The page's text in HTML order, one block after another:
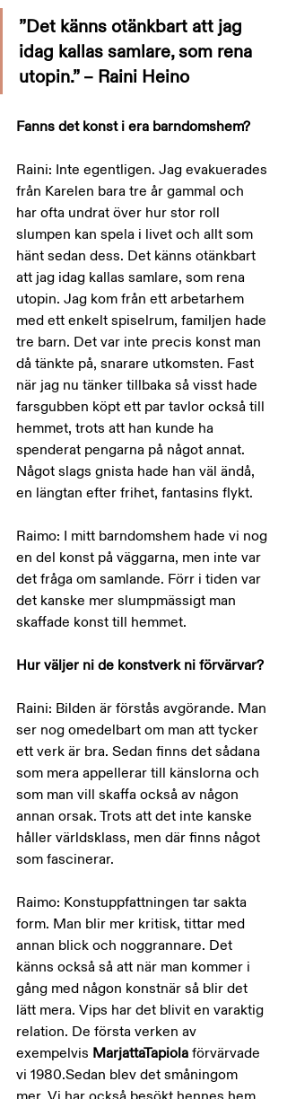
”Det känns otänkbart att jag
idag kallas samlare, som rena
utopin.” – Raini Heino
Fanns det konst i era barndomshem?
Raini: Inte egentligen. Jag evakuerades
från Karelen bara tre år gammal och
har ofta undrat över hur stor roll
slumpen kan spela i livet och allt som
hänt sedan dess. Det känns otänkbart
att jag idag kallas samlare, som rena
utopin. Jag kom från ett arbetarhem
med ett enkelt spiselrum, familjen hade
tre barn. Det var inte precis konst man
då tänkte på, snarare utkomsten. Fast
när jag nu tänker tillbaka så visst hade
farsgubben köpt ett par tavlor också till
hemmet, trots att han kunde ha
spenderat pengarna på något annat.
Något slags gnista hade han väl ändå,
en längtan efter frihet, fantasins flykt.
Raimo: I mitt barndomshem hade vi nog
en del konst på väggarna, men inte var
det fråga om samlande. Förr i tiden var
det kanske mer slumpmässigt man
skaffade konst till hemmet.
Hur väljer ni de konstverk ni förvärvar?
Raini: Bilden är förstås avgörande. Man
ser nog omedelbart om man att tycker
ett verk är bra. Sedan finns det sådana
som mera appellerar till känslorna och
som man vill skaffa också av någon
annan orsak. Trots att det inte kanske
håller världsklass, men där finns något
som fascinerar.
Raimo: Konstuppfattningen tar sakta
form. Man blir mer kritisk, tittar med
annan blick och noggrannare. Det
känns också så att när man kommer i
gång med någon konstnär så blir det
lätt mera. Vips har det blivit en varaktig
relation. De första verken av
exempelvis MarjattaTapiola förvärvade
vi 1980.Sedan blev det småningom